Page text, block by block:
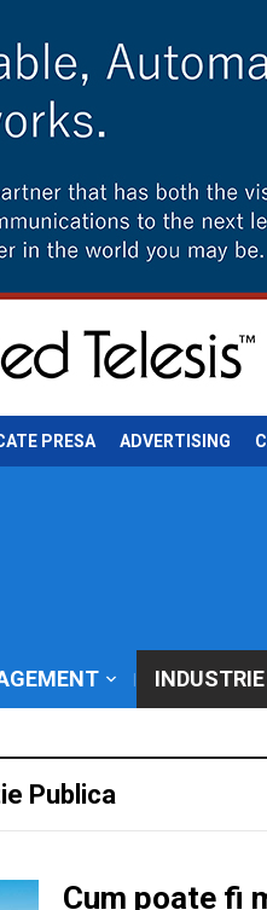
PRESA ADVERTISING
INDUSTRIE
Publica
Cum poate fi